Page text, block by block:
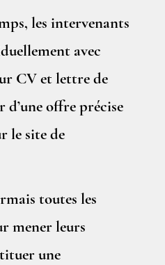
les intervenants
avec
CV et lettre de
offre précise
le site de
toutes les
mener leurs
une